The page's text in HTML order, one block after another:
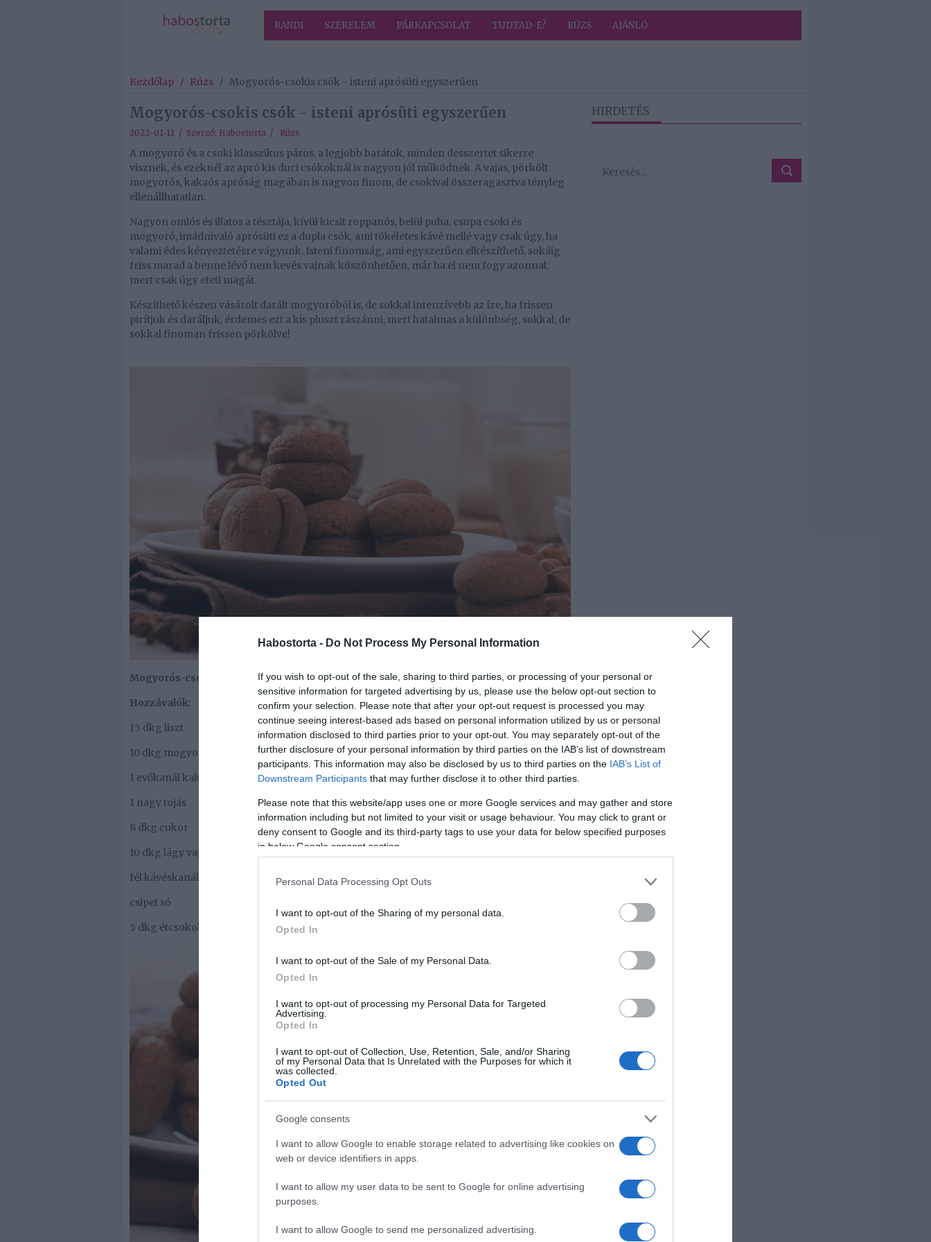
Habostorta - Do Not Process My Personal Information
If you wish to opt-out of the sale, sharing to third parties, or processing of your personal or
sensitive information for targeted advertising by us, please use the below opt-out section to
confirm your selection. Please note that after your opt-out request is processed you may
continue seeing interest-based ads based on personal information utilized by us or personal
information disclosed to third parties prior to your opt-out. You may separately opt-out of the
further disclosure of your personal information by third parties on the IAB’s list of downstream
participants. This information may also be disclosed by us to third parties on the IAB’s List of
Downstream Participants that may further disclose it to other third parties.
Please note that this website/app uses one or more Google services and may gather and store
information including but not limited to your visit or usage behaviour. You may click to grant or
deny consent to Google and its third-party tags to use your data for below specified purposes
in below Google consent section.
Personal Data Processing Opt Outs
I want to opt-out of the Sharing of my personal data.
Opted In
I want to opt-out of the Sale of my Personal Data.
Opted In
I want to opt-out of processing my Personal Data for Targeted
Advertising.
Opted In
I want to opt-out of Collection, Use, Retention, Sale, and/or Sharing
of my Personal Data that Is Unrelated with the Purposes for which it
was collected.
Opted Out
Google consents
I want to allow Google to enable storage related to advertising like cookies on
web or device identifiers in apps.
I want to allow my user data to be sent to Google for online advertising
purposes.
I want to allow Google to send me personalized advertising.
RANDI SZERELEM PÁRKAPCSOLAT TUDTAD-E? RÚZS AJÁNLÓ
Kezdőlap / Rúzs / Mogyorós-csokis csók - isteni aprósüti egyszerűen
Mogyorós-csokis csók - isteni aprósüti egyszerűen
2022-01-11 / Szerző: Habostorta / Rúzs
A mogyoró és a csoki klasszikus páros, a legjobb barátok, minden desszertet sikerre
visznek, és ezeknél az apró kis duci csókoknál is nagyon jól működnek. A vajas, pörkölt
mogyorós, kakaós apróság magában is nagyon finom, de csokival összeragasztva tényleg
ellenállhatatlan.
Nagyon omlós és illatos a tésztája, kívül kicsit roppanós, belül puha, csupa csoki és
mogyoró, imádnivaló aprósüti ez a dupla csók, ami tökéletes kávé mellé vagy csak úgy, ha
valami édes kényeztetésre vágyunk. Isteni finomság, ami egyszerűen elkészíthető, sokáig
friss marad a benne lévő nem kevés vajnak köszönhetően, már ha el nem fogy azonnal,
mert csak úgy eteti magát.
Készíthető készen vásárolt darált mogyoróból is, de sokkal intenzívebb az íze, ha frissen
pirítjuk és daráljuk, érdemes ezt a kis pluszt rászánni, mert hatalmas a különbség, sokkal, de
sokkal finoman frissen pörkölve!
Mogyorós-csokis csók
Hozzávalók:
15 dkg liszt
10 dkg mogyoró
1 evőkanál kakaópor
1 nagy tojás
8 dkg cukor
10 dkg lágy vaj
fél kávéskanál sütőpor
csipet só
5 dkg étcsokoládé
HIRDETÉS